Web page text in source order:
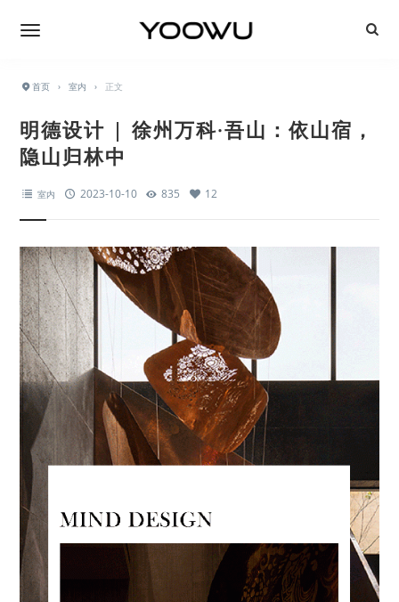
首页 › 室内 › 正文
明德设计 | 徐州万科·吾山：依山宿，
隐山归林中
室内 2023-10-10 835 12